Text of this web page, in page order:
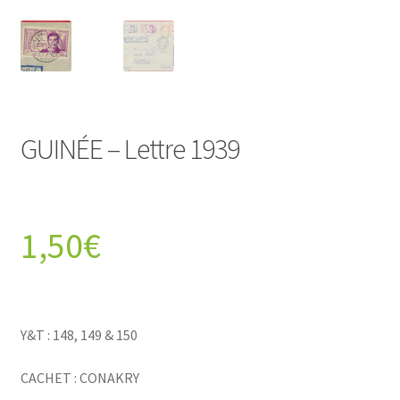
GUINÉE – Lettre 1939
1,50€
Y&T : 148, 149 & 150
CACHET : CONAKRY